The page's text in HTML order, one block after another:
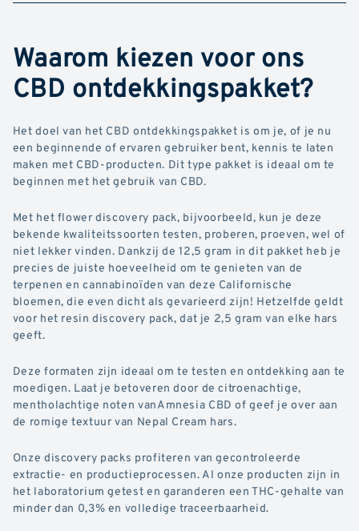
Waarom kiezen voor ons
CBD ontdekkingspakket?
Het doel van het CBD ontdekkingspakket is om je, of je nu
een beginnende of ervaren gebruiker bent, kennis te laten
maken met CBD-producten. Dit type pakket is ideaal om te
beginnen met het gebruik van CBD.
Met het flower discovery pack, bijvoorbeeld, kun je deze
bekende kwaliteitssoorten testen, proberen, proeven, wel of
niet lekker vinden. Dankzij de 12,5 gram in dit pakket heb je
precies de juiste hoeveelheid om te genieten van de
terpenen en cannabinoïden van deze Californische
bloemen, die even dicht als gevarieerd zijn! Hetzelfde geldt
voor het resin discovery pack, dat je 2,5 gram van elke hars
geeft.
Deze formaten zijn ideaal om te testen en ontdekking aan te
moedigen. Laat je betoveren door de citroenachtige,
mentholachtige noten vanAmnesia CBD of geef je over aan
de romige textuur van Nepal Cream hars.
Onze discovery packs profiteren van gecontroleerde
extractie- en productieprocessen. Al onze producten zijn in
het laboratorium getest en garanderen een THC-gehalte van
minder dan 0,3% en volledige traceerbaarheid.